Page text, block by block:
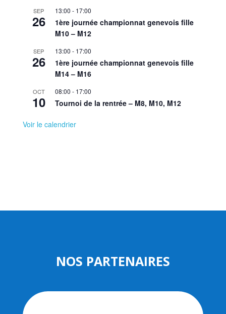
SEP
26
13:00 - 17:00
1ère journée championnat genevois fille
M10 – M12
SEP
26
13:00 - 17:00
1ère journée championnat genevois fille
M14 – M16
OCT
10
08:00 - 17:00
Tournoi de la rentrée – M8, M10, M12
Voir le calendrier
NOS PARTENAIRES